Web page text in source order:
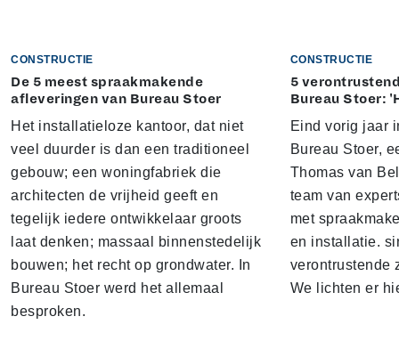
CONSTRUCTIE
De 5 meest spraakmakende
afleveringen van Bureau Stoer
Het installatieloze kantoor, dat niet
veel duurder is dan een traditioneel
gebouw; een woningfabriek die
architecten de vrijheid geeft en
tegelijk iedere ontwikkelaar groots
laat denken; massaal binnenstedelijk
bouwen; het recht op grondwater. In
Bureau Stoer werd het allemaal
besproken.
CONSTRUCTIE
5
Bureau Stoer:
Eind vorig jaar
Bureau Stoer,
Thomas van
team van
met
en installatie.
verontrustende
We lichten er